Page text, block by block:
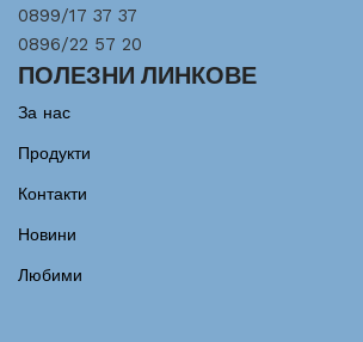
0899/17 37 37
0896/22 57 20
ПОЛЕЗНИ ЛИНКОВЕ
За нас
Продукти
Контакти
Новини
Любими